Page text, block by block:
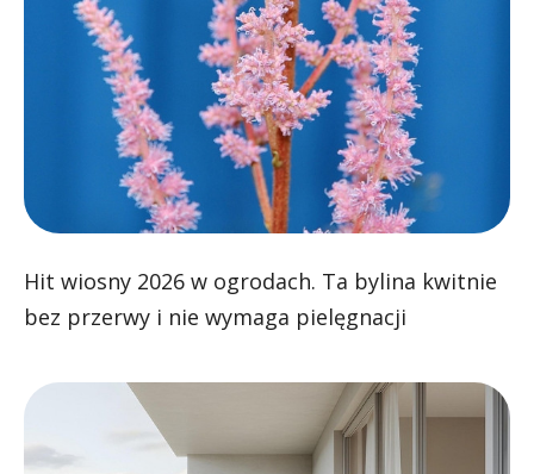
Hit wiosny 2026 w ogrodach. Ta bylina kwitnie
bez przerwy i nie wymaga pielęgnacji